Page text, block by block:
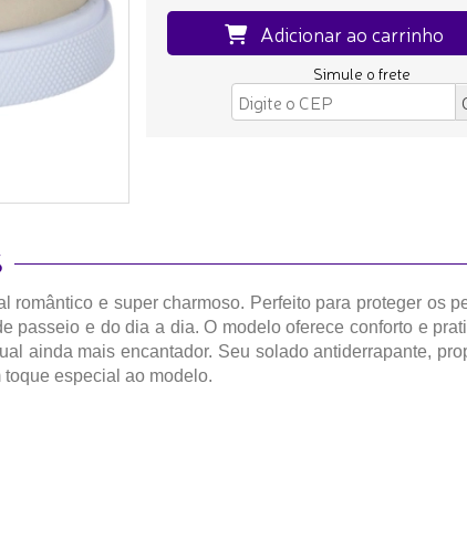
Adicionar ao carrinho
Simule o frete
e super charmoso. Perfeito para proteger os
passeio e do dia a dia. O modelo oferece conforto e
ainda mais encantador. Seu solado antiderrapante,
especial ao modelo.